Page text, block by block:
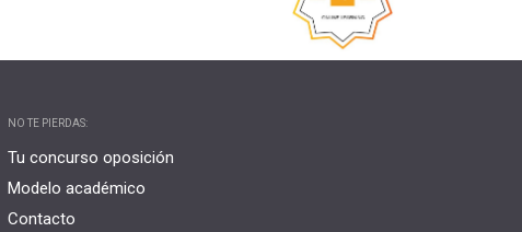
NO TE PIERDAS:
Tu concurso oposición
Modelo académico
Contacto